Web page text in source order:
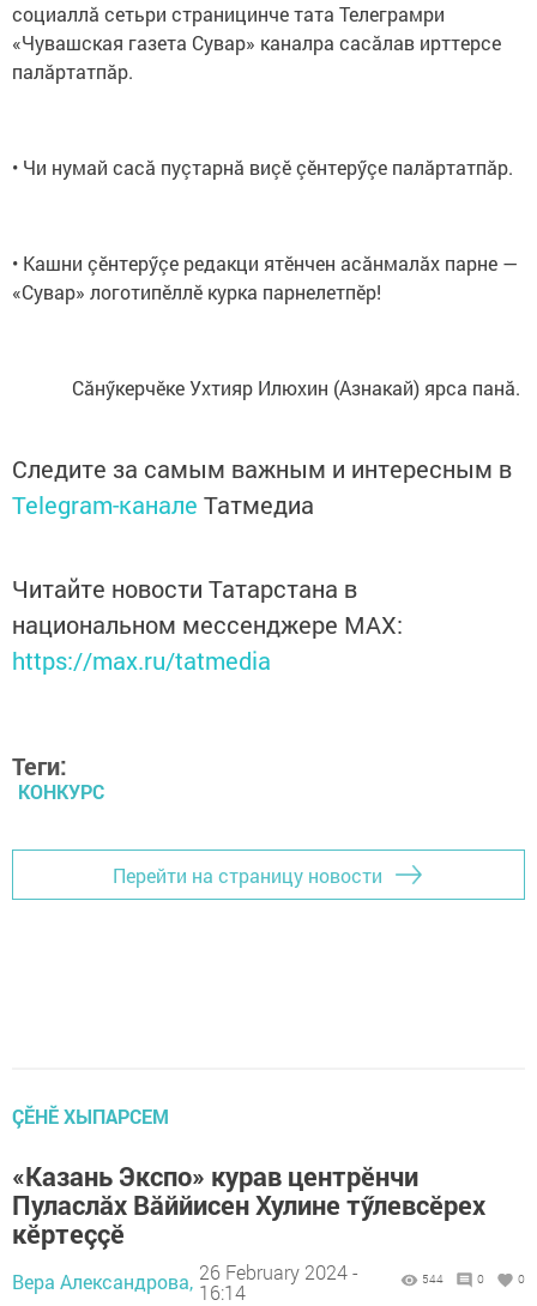
социаллă сетьри страницинче тата Телеграмри
«Чувашская газета Сувар» каналра сасăлав ирттерсе
палăртатпăр.
• Чи нумай сасă пуçтарнă виçӗ çӗнтерӳçе палăртатпăр.
• Кашни çӗнтерӳçе редакци ятӗнчен асăнмалăх парне —
«Сувар» логотипӗллӗ курка парнелетпӗр!
Сăнӳкерчӗке Ухтияр Илюхин (Азнакай) ярса панă.
Следите за самым важным и интересным в
Telegram-канале Татмедиа
Читайте новости Татарстана в
национальном мессенджере MАХ:
https://max.ru/tatmedia
Теги:
КОНКУРС
Перейти на страницу новости
ÇӖНӖ ХЫПАРСЕМ
«Казань Экспо» курав центрӗнчи
Пуласлăх Вăййисен Хулине тӳлевсӗрех
кӗртеççӗ
Вера Александрова, 26 February 2024 -
16:14
544 0 0